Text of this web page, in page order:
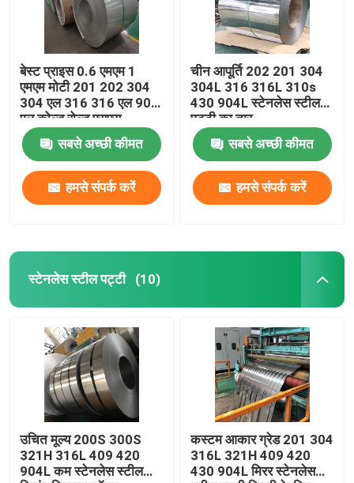
स्टेनलेस स्टील सीमलेस ट्यूब
स्टेनलेस स्टील स्क्वायर बार
स्टेनलेस स्टील फ्लैट बार
बेस्ट प्राइस 0.6 एमएम 1
एमएम मोटी 201 202 304
304 एल 316 316 एल 904
एल कोल्ड रोल्ड एसएस
स्टेनलेस स्टील कॉइल्स शीट
सबसे अच्छी कीमत
हमसे संपर्क करें
चीन आपूर्ति 202 201 304
304L 316 316L 310s
430 904L स्टेनलेस स्टील
पट्टी का तार
सबसे अच्छी कीमत
हमसे संपर्क करें
स्टेनलेस स्टील पट्टी (10)
उचित मूल्य 200S 300S
321H 316L 409 420
904L कम स्टेनलेस स्टील
कस्टम आकार ग्रेड 201 304
316L 321H 409 420
430 904L मिरर स्टेनलेस